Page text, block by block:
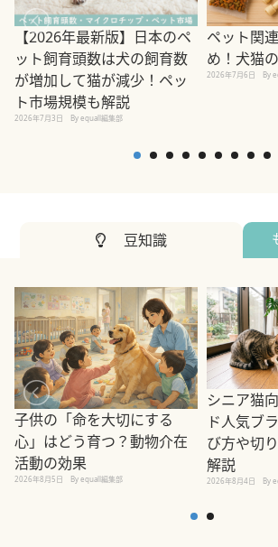
【2026年最新版】日本のペ
ット飼育頭数は犬の飼育数
が増加して猫が減少！ペッ
ト市場規模も解説
2026年7月3日 By equall編集部
ペット関
め！犬猫
2026年7月6日 By
豆知識
子供の「命を大切にする
心」はどう育つ？動物介在
活動の効果
2026年8月5日 By equall編集部
シニア猫
ド人気ブ
び方や切
解説
2026年8月4日 By